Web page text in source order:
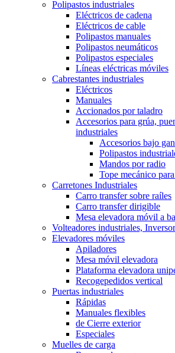
Polipastos industriales
Eléctricos de cadena
Eléctricos de cable
Polipastos manuales
Polipastos neumáticos
Polipastos especiales
Líneas eléctricas móviles
Cabrestantes industriales
Eléctricos
Manuales
Accionados por taladro
Accesorios para grúa,
industriales
Accesorios bajo
Polipastos
Mandos por radio
Tope mecánico
Carretones Industriales
Carro transfer sobre raíles
Carro transfer dirigible
Mesa elevadora móvil a
Volteadores industriales,
Elevadores móviles
Apiladores
Mesa móvil elevadora
Plataforma elevadora
Recogepedidos vertical
Puertas industriales
Rápidas
Manuales flexibles
de Cierre exterior
Especiales
Muelles de carga